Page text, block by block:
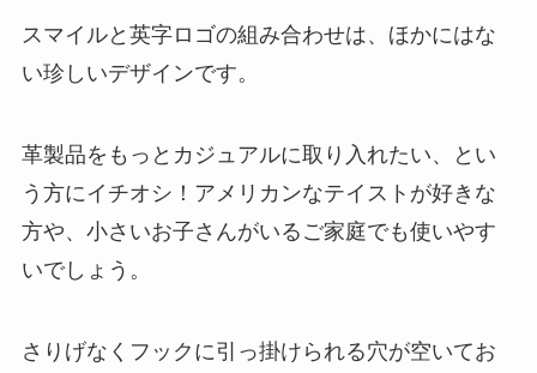
スマイルと英字ロゴの組み合わせは、ほかにはな
い珍しいデザインです。
革製品をもっとカジュアルに取り入れたい、とい
う方にイチオシ！アメリカンなテイストが好きな
方や、小さいお子さんがいるご家庭でも使いやす
いでしょう。
さりげなくフックに引っ掛けられる穴が空いてお